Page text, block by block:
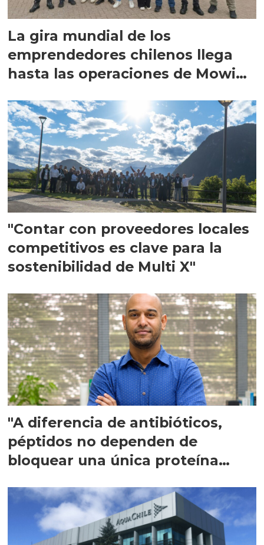
La gira mundial de los
emprendedores chilenos llega
hasta las operaciones de Mowi
"Contar con proveedores locales
competitivos es clave para la
sostenibilidad de Multi X"
"A diferencia de antibióticos,
péptidos no dependen de
bloquear una única proteína